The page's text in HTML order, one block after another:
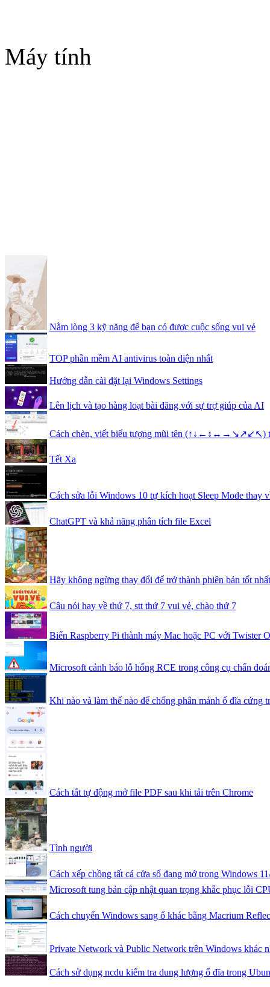
Máy tính
Nằm lòng 3 kỹ năng để bạn có được cuộc sống vui vẻ
TOP phần mềm AI antivirus toàn diện nhất
Hướng dẫn cài đặt lại Windows Settings
Lên lịch và tạo hàng loạt bài đăng với sự trợ giúp của AI
Cách chèn, viết biểu tượng mũi tên (↑↓←↕↔→↘↗↙↖)
Tết Xa
Cách sửa lỗi Windows 10 tự kích hoạt Sleep Mode thay
ChatGPT và khả năng phân tích file Excel
Hãy không ngừng thay đổi để trở thành phiên bản tốt
Câu nói hay về thứ 7, stt thứ 7 vui vẻ, chào thứ 7
Biến Raspberry Pi thành máy Mac hoặc PC với Twister
Microsoft cảnh báo lỗ hổng RCE trong công cụ chẩn
Khi nào và làm thế nào để chống phân mảnh ổ đĩa cứng
Cách tắt tự động mở file PDF sau khi tải trên Chrome
Tình người
Cách xếp chồng tất cả cửa sổ đang mở trong Windows
Microsoft tung bản cập nhật quan trọng khắc phục lỗi
Cách chuyển Windows sang ổ khác bằng Macrium
Private Network và Public Network trên Windows khác
Cách sử dụng ncdu kiểm tra dung lượng ổ đĩa trong